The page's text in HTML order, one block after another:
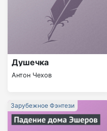
Душечка
Антон Чехов
Зарубежное Фэнтези